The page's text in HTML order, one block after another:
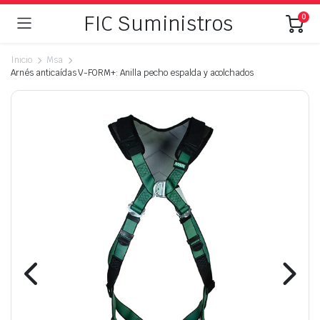
FIC Suministros 0
Inicio
Msa
Arnés anticaídas V-FORM+: Anilla pecho espalda y acolchados